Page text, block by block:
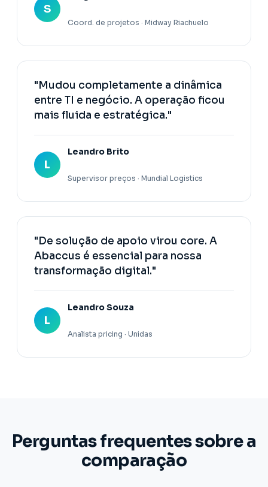
S
Coord. de projetos · Midway Riachuelo
"Mudou completamente a dinâmica
entre TI e negócio. A operação ficou
mais fluida e estratégica."
L
Leandro Brito
Supervisor preços · Mundial Logistics
"De solução de apoio virou core. A
Abaccus é essencial para nossa
transformação digital."
L
Leandro Souza
Analista pricing · Unidas
Perguntas frequentes sobre a
comparação